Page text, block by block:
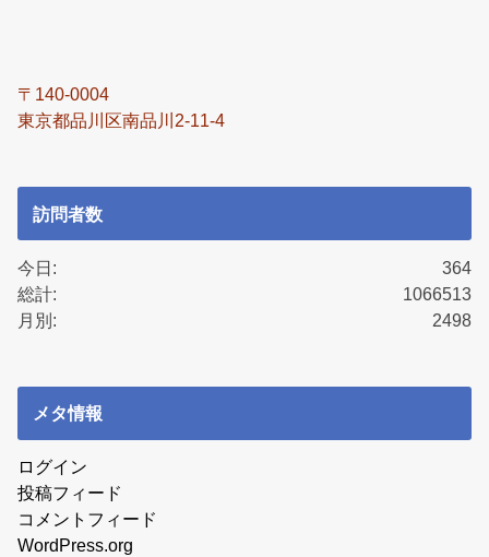
〒140-0004
東京都品川区南品川2-11-4
訪問者数
364
今日:
1066513
総計:
2498
月別:
メタ情報
ログイン
投稿フィード
コメントフィード
WordPress.org